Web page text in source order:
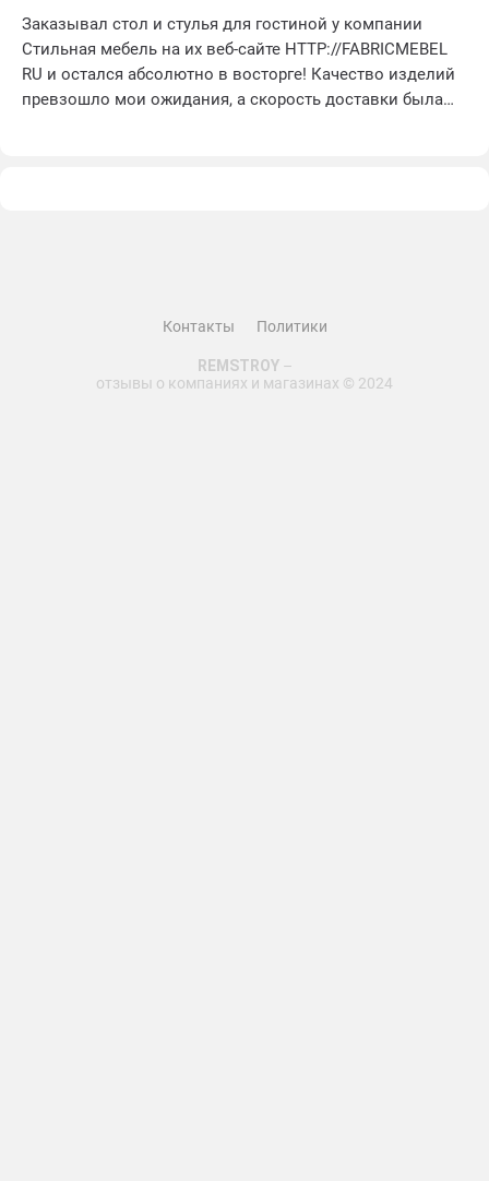
Заказывал стол и стулья для гостиной у компании
Стильная мебель на их веб-сайте HTTP://FABRICMEBEL
RU и остался абсолютно в восторге! Качество изделий
превзошло мои ожидания, а скорость доставки была
Контакты Политики
REMSTROY–
отзывы о компаниях и магазинах © 2024